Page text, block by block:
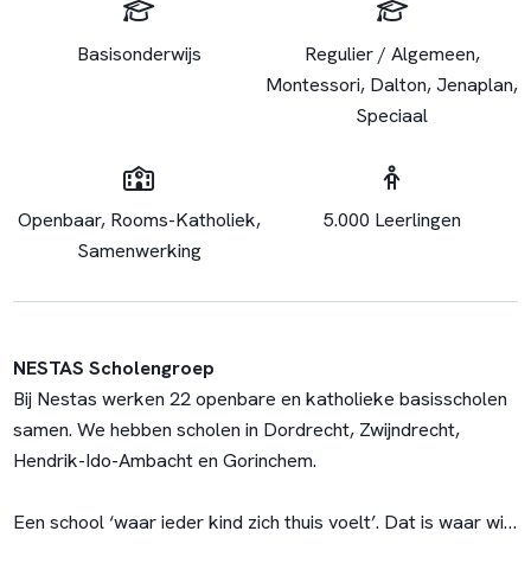
Basisonderwijs
Regulier / Algemeen,
Montessori, Dalton, Jenaplan,
Speciaal
Openbaar, Rooms-Katholiek,
Samenwerking
5.000 Leerlingen
NESTAS Scholengroep
Bij Nestas werken 22 openbare en katholieke basisscholen
samen. We hebben scholen in Dordrecht, Zwijndrecht,
Hendrik-Ido-Ambacht en Gorinchem.
Een school ‘waar ieder kind zich thuis voelt’. Dat is waar wij